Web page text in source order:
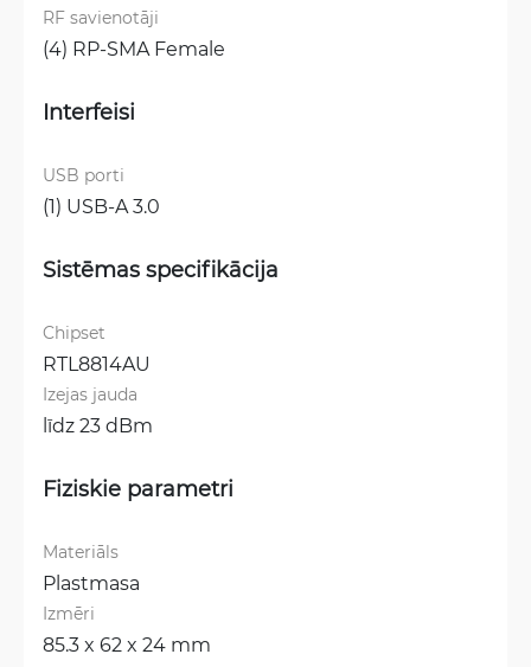
RF savienotāji
(4) RP-SMA Female
Interfeisi
USB porti
(1) USB-A 3.0
Sistēmas specifikācija
Chipset
RTL8814AU
Izejas jauda
līdz 23 dBm
Fiziskie parametri
Materiāls
Plastmasa
Izmēri
85.3 x 62 x 24 mm